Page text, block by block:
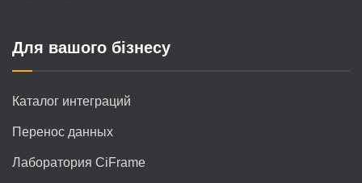
Для вашого бізнесу
Каталог интеграций
Перенос данных
Лаборатория CiFrame